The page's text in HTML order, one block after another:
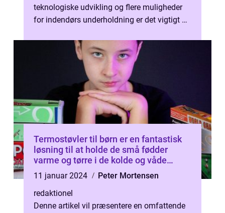
teknologiske udvikling og flere muligheder
for indendørs underholdning er det vigtigt at
Termostøvler til børn er en fantastisk
løsning til at holde de små fødder
varme og tørre i de kolde og våde
vintermåneder
11 januar 2024
Peter Mortensen
redaktionel
Denne artikel vil præsentere en omfattende